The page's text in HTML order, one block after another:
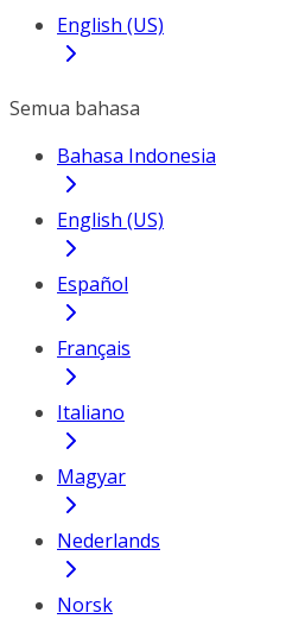
English (US)
Semua bahasa
Bahasa Indonesia
English (US)
Español
Français
Italiano
Magyar
Nederlands
Norsk